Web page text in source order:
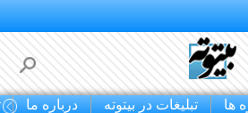
ها تبلیغات در بیتوته درباره ما